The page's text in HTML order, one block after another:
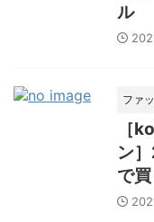
ル
ファ
［
ン
で